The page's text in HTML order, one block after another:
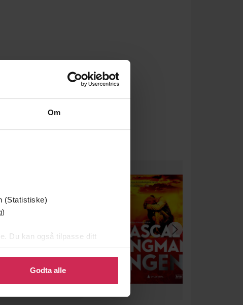
Om
(Statistiske)
Du kan også tilpasse ditt
eller endre ditt samtykke.
Godta alle